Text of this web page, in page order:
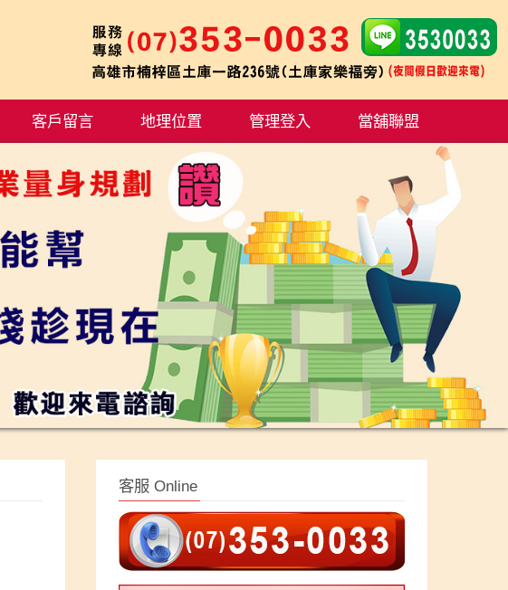
客戶留言 地理位置 管理登入 當舖聯盟
客服 Online